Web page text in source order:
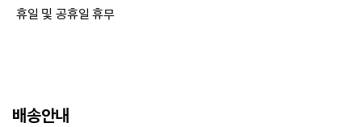
휴일 및 공휴일 휴무
배송안내